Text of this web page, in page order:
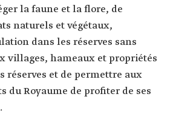
la faune et la flore, de
naturels et végétaux,
dans les réserves sans
villages, hameaux et propriétés
réserves et de permettre aux
du Royaume de profiter de ses